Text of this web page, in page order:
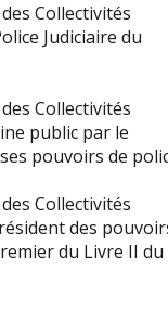
Collectivités
Judiciaire du
Collectivités
public par le
pouvoirs de
Collectivités
des
du Livre II du